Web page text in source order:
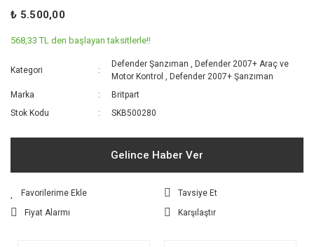
₺ 5.500,00
568,33 TL den başlayan taksitlerle!!
Kategori
Defender Şanzıman ,Defender 2007+ Araç ve
Motor Kontrol
,Defender 2007+ Şanzıman
Marka
Britpart
Stok Kodu
SKB500280
Gelince Haber Ver
Tavsiye Et
Fiyat Alarmı
Karşılaştır